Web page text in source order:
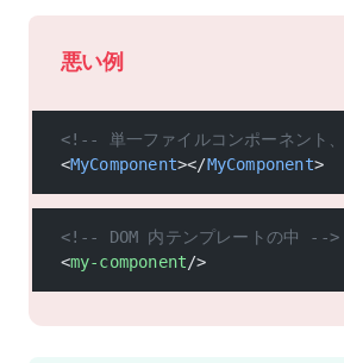
悪い例
<!-- 単一ファイルコンポーネント
<MyComponent></MyComponent>
<!-- DOM 内テンプレートの中 -->
<my-component/>